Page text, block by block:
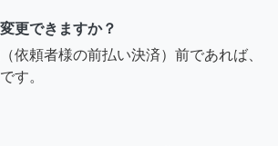
更できますか？
依頼者様の前払い決済）前であれば、
す。